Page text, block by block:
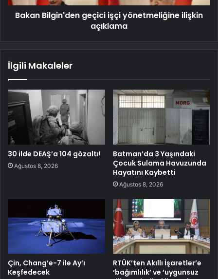
Bakan Bilgin'den geçici işçi yönetmeliğine ilişkin
açıklama
İlgili Makaleler
30 ilde DEAŞ’a 104 gözaltı!
Ağustos 8, 2026
Batman’da 3 Yaşındaki
Çocuk Sulama Havuzunda
Hayatını Kaybetti
Ağustos 8, 2026
Çin, Chang’e-7 ile Ay’ı
Keşfedecek
RTÜK’ten Akıllı İşaretler’e
‘bağımlılık’ ve ‘uygunsuz